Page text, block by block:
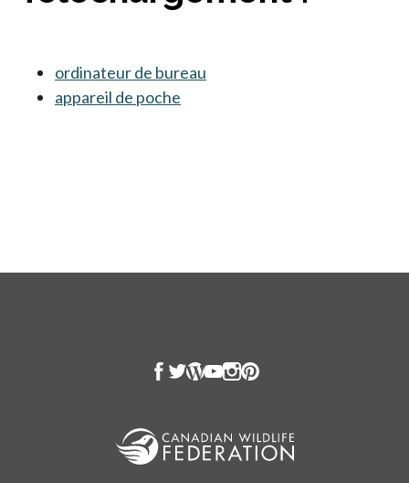
ordinateur de bureau
appareil de poche